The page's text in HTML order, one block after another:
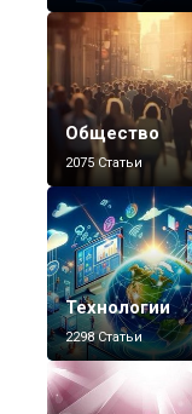
Общество
2075 Статьи
Технологии
2298 Статьи